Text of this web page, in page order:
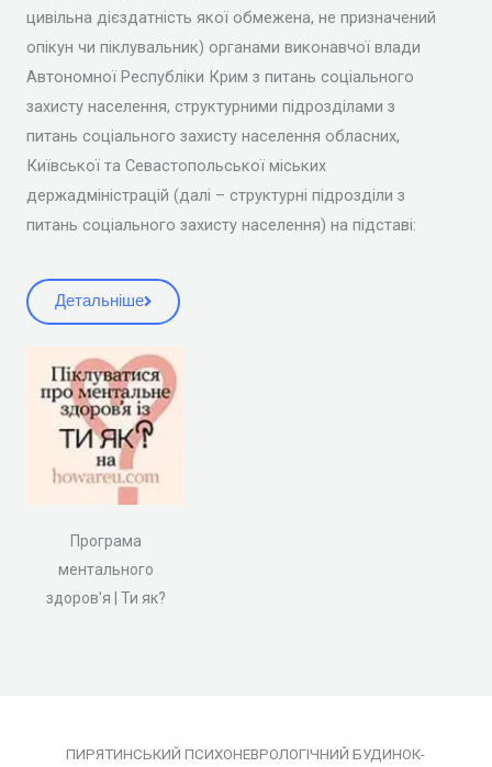
цивільна дієздатність якої обмежена, не призначений
опікун чи піклувальник) органами виконавчої влади
Автономної Республіки Крим з питань соціального
захисту населення, структурними підрозділами з
питань соціального захисту населення обласних,
Київської та Севастопольської міських
держадміністрацій (далі – структурні підрозділи з
питань соціального захисту населення) на підставі:
Детальніше
Програма
ментального
здоров'я | Ти як?
ПИРЯТИНСЬКИЙ ПСИХОНЕВРОЛОГІЧНИЙ БУДИНОК-